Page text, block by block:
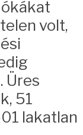
volt,
Üres
51
lakatlan